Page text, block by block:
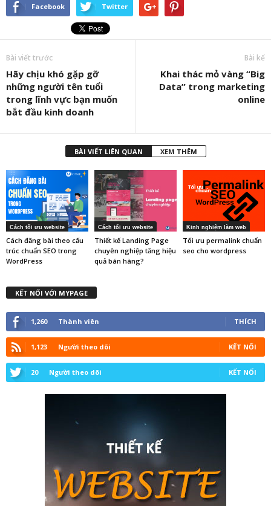
Facebook Twitter
Bài viết trước
Hãy chịu khó gặp gỡ
những người tên tuổi
trong lĩnh vực bạn muốn
bắt đầu kinh doanh
Bài kế
Khai thác mỏ vàng “Big
Data” trong marketing
online
BÀI VIẾT LIÊN QUAN XEM THÊM
Cách tối ưu website
Cách đăng bài theo cấu
trúc chuẩn SEO trong
WordPress
Cách tối ưu website
Thiết kế Landing Page
chuyên nghiệp tăng hiệu
quả bán hàng?
Kinh nghiệm làm web
Tối ưu permalink chuẩn
seo cho wordpress
KẾT NỐI VỚI MYPAGE
1,260 Thành viên THÍCH
1,123 Người theo dõi KẾT NỐI
20 Người theo dõi KẾT NỐI